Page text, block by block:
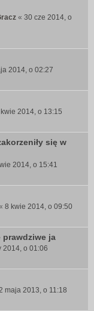
« 30 cze 2014, o
2014, o 02:27
2014, o 13:15
się w
2014, o 15:41
8 kwie 2014, o 09:50
prawdziwe ja
2014, o 01:06
maja 2013, o 11:18